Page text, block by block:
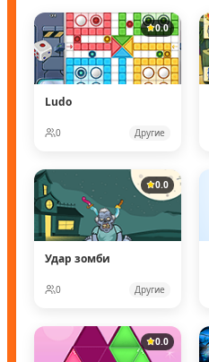
0.0
Ludo
0 Другие
0.0
Удар зомби
0 Другие
0.0